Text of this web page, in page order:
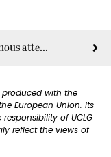
Ce qui nous attend en 2024?
with the
European Union. Its
of UCLG
reflect the views of